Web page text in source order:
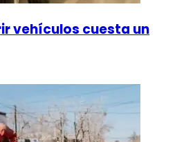
vehículos cuesta un